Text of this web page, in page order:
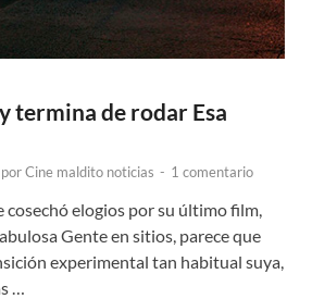
termina de rodar Esa
porCine maldito noticias - 1 comentario
cosechó elogios por su último film,
Gente en sitios, parece que
experimental tan habitual suya,
…